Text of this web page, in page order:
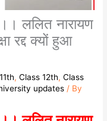
ललित नारायण
रद्द क्यों हुआ
,Class 12th,Class
updates / By